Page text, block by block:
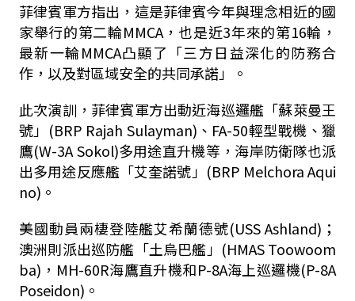
菲律賓軍方指出，這是菲律賓今年與理念相近的國
家舉行的第二輪MMCA，也是近3年來的第16輪，
最新一輪MMCA凸顯了「三方日益深化的防務合
作，以及對區域安全的共同承諾」。
此次演訓，菲律賓軍方出動近海巡邏艦「蘇萊曼王
號」(BRP Rajah Sulayman)、FA-50輕型戰機、獵
鷹(W-3A Sokol)多用途直升機等，海岸防衛隊也派
出多用途反應艦「艾奎諾號」(BRP Melchora Aqui
no)。
美國動員兩棲登陸艦艾希蘭德號(USS Ashland)；
澳洲則派出巡防艦「土烏巴艦」(HMAS Toowoom
ba)，MH-60R海鷹直升機和P-8A海上巡邏機(P-8A
Poseidon)。